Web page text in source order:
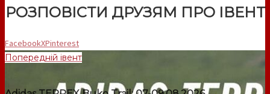
РОЗПОВІСТИ ДРУЗЯМ ПРО ІВЕНТ
FacebookXPinterest
Попередній івент